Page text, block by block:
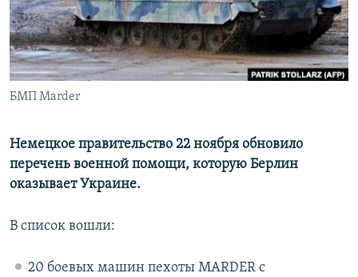
КРЫМ.НЕПОКОРЕННЫЙ
ELIFBE
УКРАИНСКАЯ ПРОБЛЕМА КРЫМА
Все сайты RFE/RL
БМП Marder
Немецкое правительство 22 ноября обновило
перечень военной помощи, которую Берлин
оказывает Украине.
В список вошли:
20 боевых машин пехоты MARDER с